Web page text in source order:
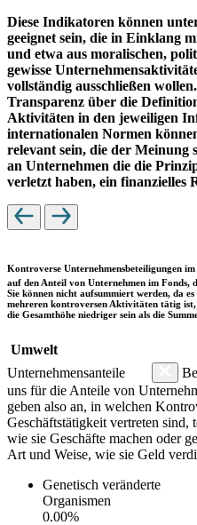
Diese Indikatoren können
geeignet sein, die in Einklang
und etwa aus moralischen,
gewisse
vollständig ausschließen
Transparenz über die
Aktivitäten in den jeweiligen
internationalen Normen
relevant sein, die der Meinung
an Unternehmen die die
verletzt haben, ein finanzielles
Kontroverse Unternehmensbeteiligungen im
auf den Anteil von Unternehmen im
Sie können nicht aufsummiert werden, da
mehreren kontroversen Aktivitäten tätig
die Gesamthöhe niedriger sein als die
Umwelt
Unternehmensanteile
uns für die Anteile von
geben also an, in welchen
Geschäftstätigkeit vertreten
wie sie Geschäfte machen oder
Art und Weise, wie sie Geld
Genetisch veränderte
Organismen
0.00%